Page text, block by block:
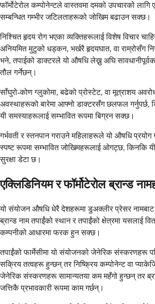
फॉर्मोटेरोल कम्पोनेन्टले वास्तवमा दमको उपचारको लागि
सम्बन्धित गम्भीर जटिलताहरूको जोखिम बढाउन सक्छ।
निश्चित हृदय रोग भएका व्यक्तिहरूलाई विशेष विचार
अनियमित मुटुको धड्कन, भर्खरै हृदयघात, वा राम्रोसँग
भने, तपाईको डाक्टरले यो औषधि लेख्नु अघि
तौल गर्नेछन्।
साँघुरो-कोण ग्लुकोमा, बढेको प्रोस्टेट, वा मूत्राशय
अवस्थाहरूको बारेमा आफ्नो डाक्टरसँग छलफल गर्नुपर्छ,
यी समस्याहरूलाई सम्भावित रूपमा बिग्रन सक्छ।
गर्भवती र स्तनपान गराउने महिलाहरूले यो औषधि प्रयोग
स्पष्ट रूपमा सम्भावित जोखिमहरूलाई ओगट्छ, किनकि
सुरक्षा डेटा छ।
एक्लिडिनियम र फॉर्मोटेरोल ब्रान्ड
यो संयोजन औषधि धेरै देशहरूमा डुअक्लीर प्रेसर
ब्रान्ड नाम तपाईंको स्थान र तपाईंको क्षेत्रमा यसलाई
कम्पनीको आधारमा फरक हुन सक्छ।
तपाईंको फार्मेसीमा यो संयोजनको जेनेरिक संस्करणहरू
सक्रिय तत्वहरू हुन्छन् तर निष्क्रिय कम्पोनेन्ट वा
जेनेरिक संस्करणहरू सामान्यतया कम महँगो हुन्छन् तर
जत्तिकै प्रभावकारी रूपमा काम गर्छन्।